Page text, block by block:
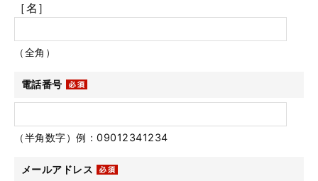
［名］
（全角）
電話番号
（半角数字）例：09012341234
メールアドレス